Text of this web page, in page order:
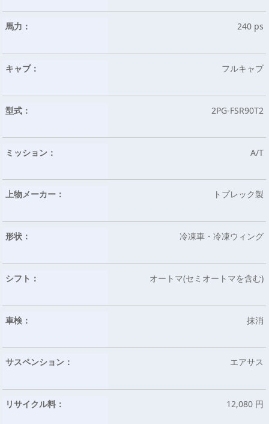
馬力： 240 ps
キャブ： フルキャブ
型式： 2PG-FSR90T2
ミッション： A/T
上物メーカー： トプレック製
形状： 冷凍車・冷凍ウィング
シフト： オートマ(セミオートマを含む)
車検： 抹消
サスペンション： エアサス
リサイクル料： 12,080 円